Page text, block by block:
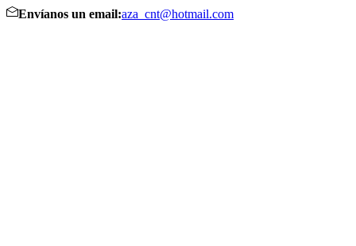
Envíanos un email:aza_cnt@hotmail.com